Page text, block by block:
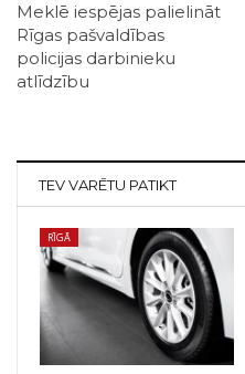
Meklē iespējas palielināt
Rīgas pašvaldības
policijas darbinieku
atlīdzību
TEV VARĒTU PATIKT
RĪGĀ